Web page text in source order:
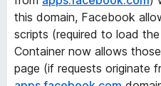
this domain, Facebook
scripts (required to load
Container now allows
page (if requests originate